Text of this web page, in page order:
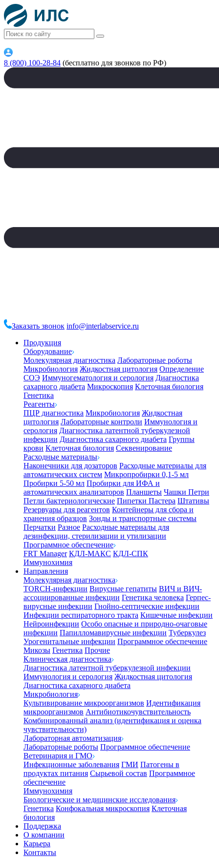
8 (800) 100-28-84 (бесплатно для звонков по РФ)
Заказать звонок info@interlabservice.ru
Продукция
Оборудование
Молекулярная диагностика Лабораторные роботы
Микробиология Жидкостная цитология Определение
СОЭ Иммуногематология и серология Диагностика
сахарного диабета Микроскопия Клеточная биология
Генетика
Реагенты
ПЦР диагностика Микробиология Жидкостная
цитология Лабораторные контроли Иммунология и
серология Диагностика латентной туберкулезной
инфекции Диагностика сахарного диабета Группы
крови Клеточная биология Секвенирование
Расходные материалы
Наконечники для дозаторов Расходные материалы для
автоматических систем Микропробирки 0,1-5 мл
Пробирки 5-50 мл Пробирки для ИФА и
автоматических анализаторов Планшеты Чашки Петри
Петли бактериологические Пипетки Пастера Штативы
Резервуары для реагентов Контейнеры для сбора и
хранения образцов Зонды и транспортные системы
Перчатки Разное Расходные материалы для
дезинфекции, стерилизации и утилизации
Программное обеспечение
FRT Manager КДЛ-МАКС КДЛ-СПК
Иммунохимия
Направления
Молекулярная диагностика
TORCH-инфекции Вирусные гепатиты ВИЧ и ВИЧ-
ассоциированные инфекции Генетика человека Герпес-
вирусные инфекции Гнойно-септические инфекции
Инфекции респираторного тракта Кишечные инфекции
Нейроинфекции Особо опасные и природно-очаговые
инфекции Папилломавирусные инфекции Туберкулез
Урогенитальные инфекции Программное обеспечение
Микозы Генетика Прочие
Клиническая диагностика
Диагностика латентной туберкулезной инфекции
Иммунология и серология Жидкостная цитология
Диагностика сахарного диабета
Микробиология
Культивирование микроорганизмов Идентификация
микроорганизмов Антибиотикочувствительность
Комбинированный анализ (идентификация и оценка
чувствительности)
Лабораторная автоматизация
Лабораторные роботы Программное обеспечение
Ветеринария и ГМО
Инфекционные заболевания ГМИ Патогены в
продуктах питания Сырьевой состав Программное
обеспечение
Иммунохимия
Биологические и медицинские исследования
Генетика Конфокальная микроскопия Клеточная
биология
Поддержка
О компании
Карьера
Контакты